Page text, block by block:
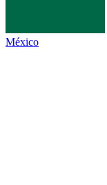
México